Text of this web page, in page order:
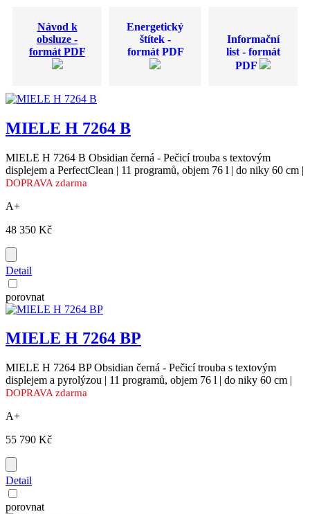
Návod k
obsluze -
formát PDF
Energetický
štítek -
formát PDF
Informační
list - formát
PDF
MIELE H 7264 B
MIELE H 7264 B Obsidian černá - Pečicí trouba s textovým
displejem a PerfectClean | 11 programů, objem 76 l | do niky 60 cm |
DOPRAVA zdarma
A+
48 350 Kč
Detail
porovnat
MIELE H 7264 BP
MIELE H 7264 BP Obsidian černá - Pečicí trouba s textovým
displejem a pyrolýzou | 11 programů, objem 76 l | do niky 60 cm |
DOPRAVA zdarma
A+
55 790 Kč
Detail
porovnat